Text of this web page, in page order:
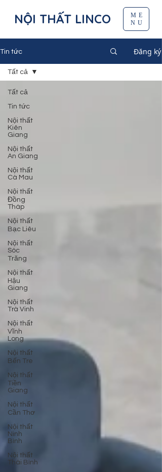
NỘI THẤT LINCO
ME
NU
Tin tức Đăng ký
Tất cả
Tin tức
Nội thất
Kiên
Giang
Nội thất
An Giang
Nội thất
Cà Mau
Nội thất
Đồng
Tháp
Nội thất
Bạc Liêu
Nội thất
Sóc
Trăng
Nội thất
Hậu
Giang
Nội thất
Trà Vinh
Nội thất
Vĩnh
Long
Nội thất
Bến Tre
Nội thất
Tiền
Giang
Nội thất
Cần Thơ
Nội thất
Ninh
Bình
Nội thất
Thái Bình
Tất cả